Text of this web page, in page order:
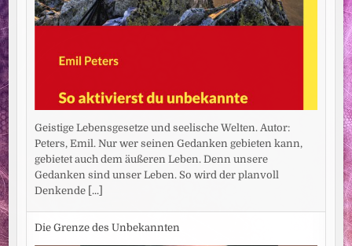
Geistige Lebensgesetze und seelische Welten. Autor:
Peters, Emil. Nur wer seinen Gedanken gebieten kann,
gebietet auch dem äußeren Leben. Denn unsere
Gedanken sind unser Leben. So wird der planvoll
Denkende [...]
Die Grenze des Unbekannten